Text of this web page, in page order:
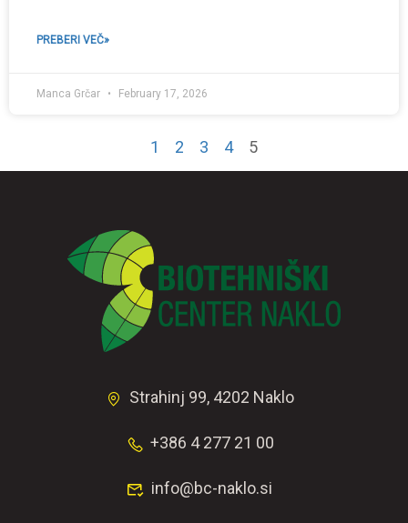
PREBERI VEČ»
Manca Grčar February 17, 2026
1 2 3 4 5
Strahinj 99, 4202 Naklo
+386 4 277 21 00
info@bc-naklo.si